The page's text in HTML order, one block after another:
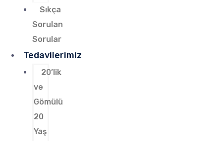
Sıkça
Sorulan
Sorular
Tedavilerimiz
20’lik
ve
Gömülü
20
Yaş